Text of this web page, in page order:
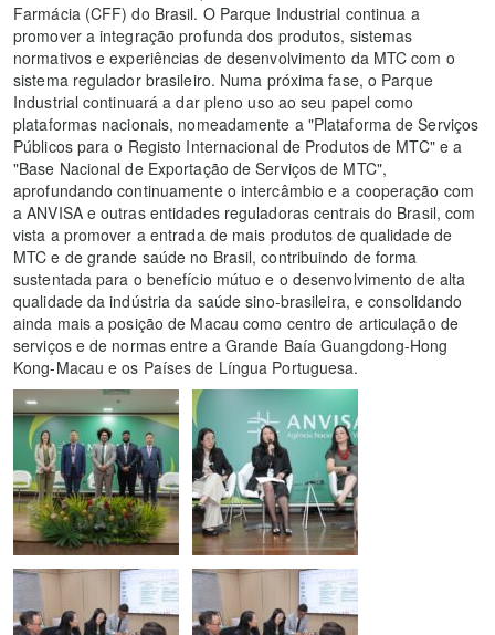
Farmácia (CFF) do Brasil. O Parque Industrial continua a
promover a integração profunda dos produtos, sistemas
normativos e experiências de desenvolvimento da MTC com o
sistema regulador brasileiro. Numa próxima fase, o Parque
Industrial continuará a dar pleno uso ao seu papel como
plataformas nacionais, nomeadamente a "Plataforma de Serviços
Públicos para o Registo Internacional de Produtos de MTC" e a
"Base Nacional de Exportação de Serviços de MTC",
aprofundando continuamente o intercâmbio e a cooperação com
a ANVISA e outras entidades reguladoras centrais do Brasil, com
vista a promover a entrada de mais produtos de qualidade de
MTC e de grande saúde no Brasil, contribuindo de forma
sustentada para o benefício mútuo e o desenvolvimento de alta
qualidade da indústria da saúde sino-brasileira, e consolidando
ainda mais a posição de Macau como centro de articulação de
serviços e de normas entre a Grande Baía Guangdong-Hong
Kong-Macau e os Países de Língua Portuguesa.